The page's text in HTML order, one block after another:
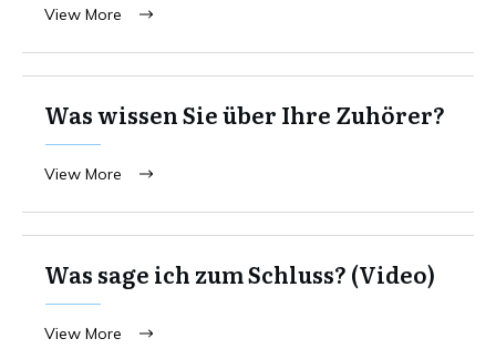
View More
Was wissen Sie über Ihre Zuhörer?
View More
Was sage ich zum Schluss? (Video)
View More